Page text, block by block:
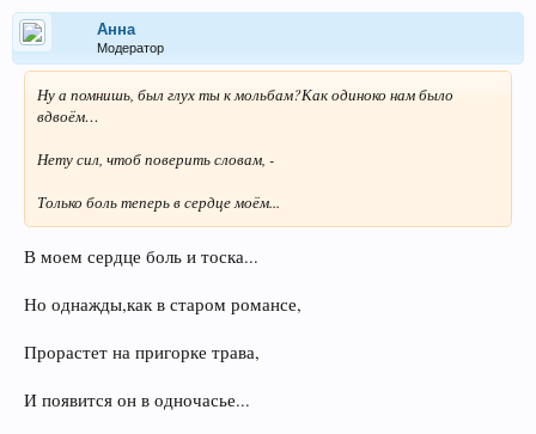
Анна
Модератор
Ну а помнишь, был глух ты к мольбам?Как одиноко нам было
вдвоём…
Нету сил, чтоб поверить словам, -
Только боль теперь в сердце моём...
В моем сердце боль и тоска...
Но однажды,как в старом романсе,
Прорастет на пригорке трава,
И появится он в одночасье...